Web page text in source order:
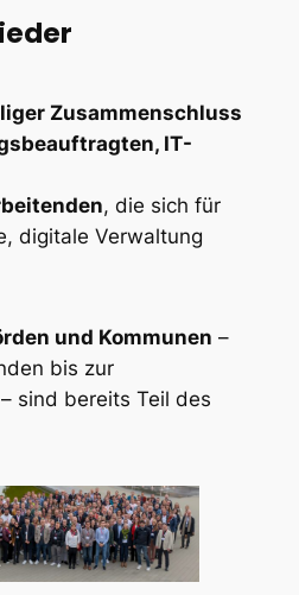
Zusammenschluss
IT-
, die sich für
digitale Verwaltung
und Kommunen –
bis zur
sind bereits Teil des